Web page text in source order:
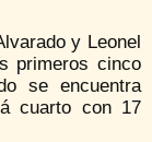
y Leonel
primeros cinco
se encuentra
cuarto con 17